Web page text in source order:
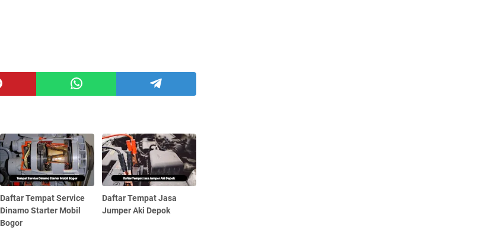
Daftar Tempat Service
Dinamo Starter Mobil
Bogor
Daftar Tempat Jasa
Jumper Aki Depok